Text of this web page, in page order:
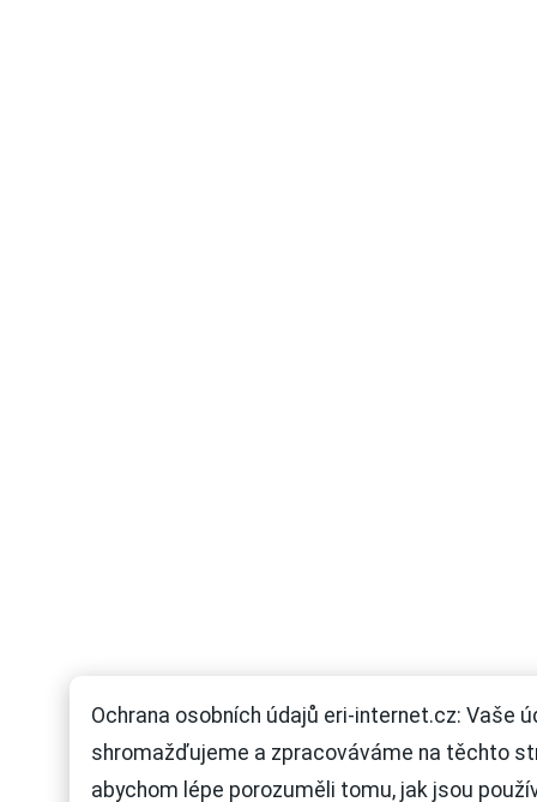
Ochrana osobních údajů eri-internet.cz: Vaše
shromažďujeme a zpracováváme na těchto
abychom lépe porozuměli tomu, jak jsou